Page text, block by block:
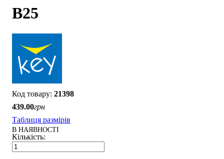
B25
21398
439.00грн
Таблиця размірів
В НАЯВНОСТІ